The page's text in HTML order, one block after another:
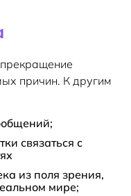
причин. К другим
связаться с
из поля зрения,
мире;